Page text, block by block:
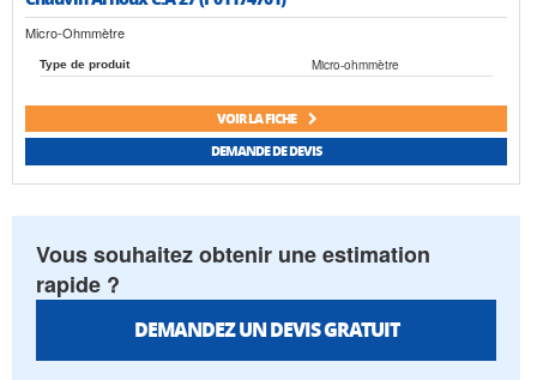
Micro-Ohmmètre
Type de produit Micro-ohmmètre
VOIR LA FICHE
DEMANDE DE DEVIS
Vous souhaitez obtenir une estimation
rapide ?
DEMANDEZ UN DEVIS GRATUIT